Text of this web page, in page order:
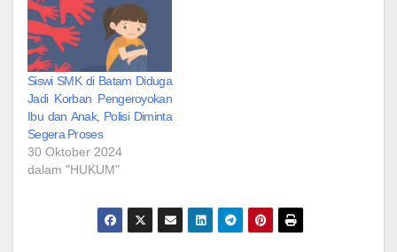
Siswi SMK di Batam Diduga
Jadi Korban Pengeroyokan
Ibu dan Anak, Polisi Diminta
Segera Proses
30 Oktober 2024
dalam "HUKUM"